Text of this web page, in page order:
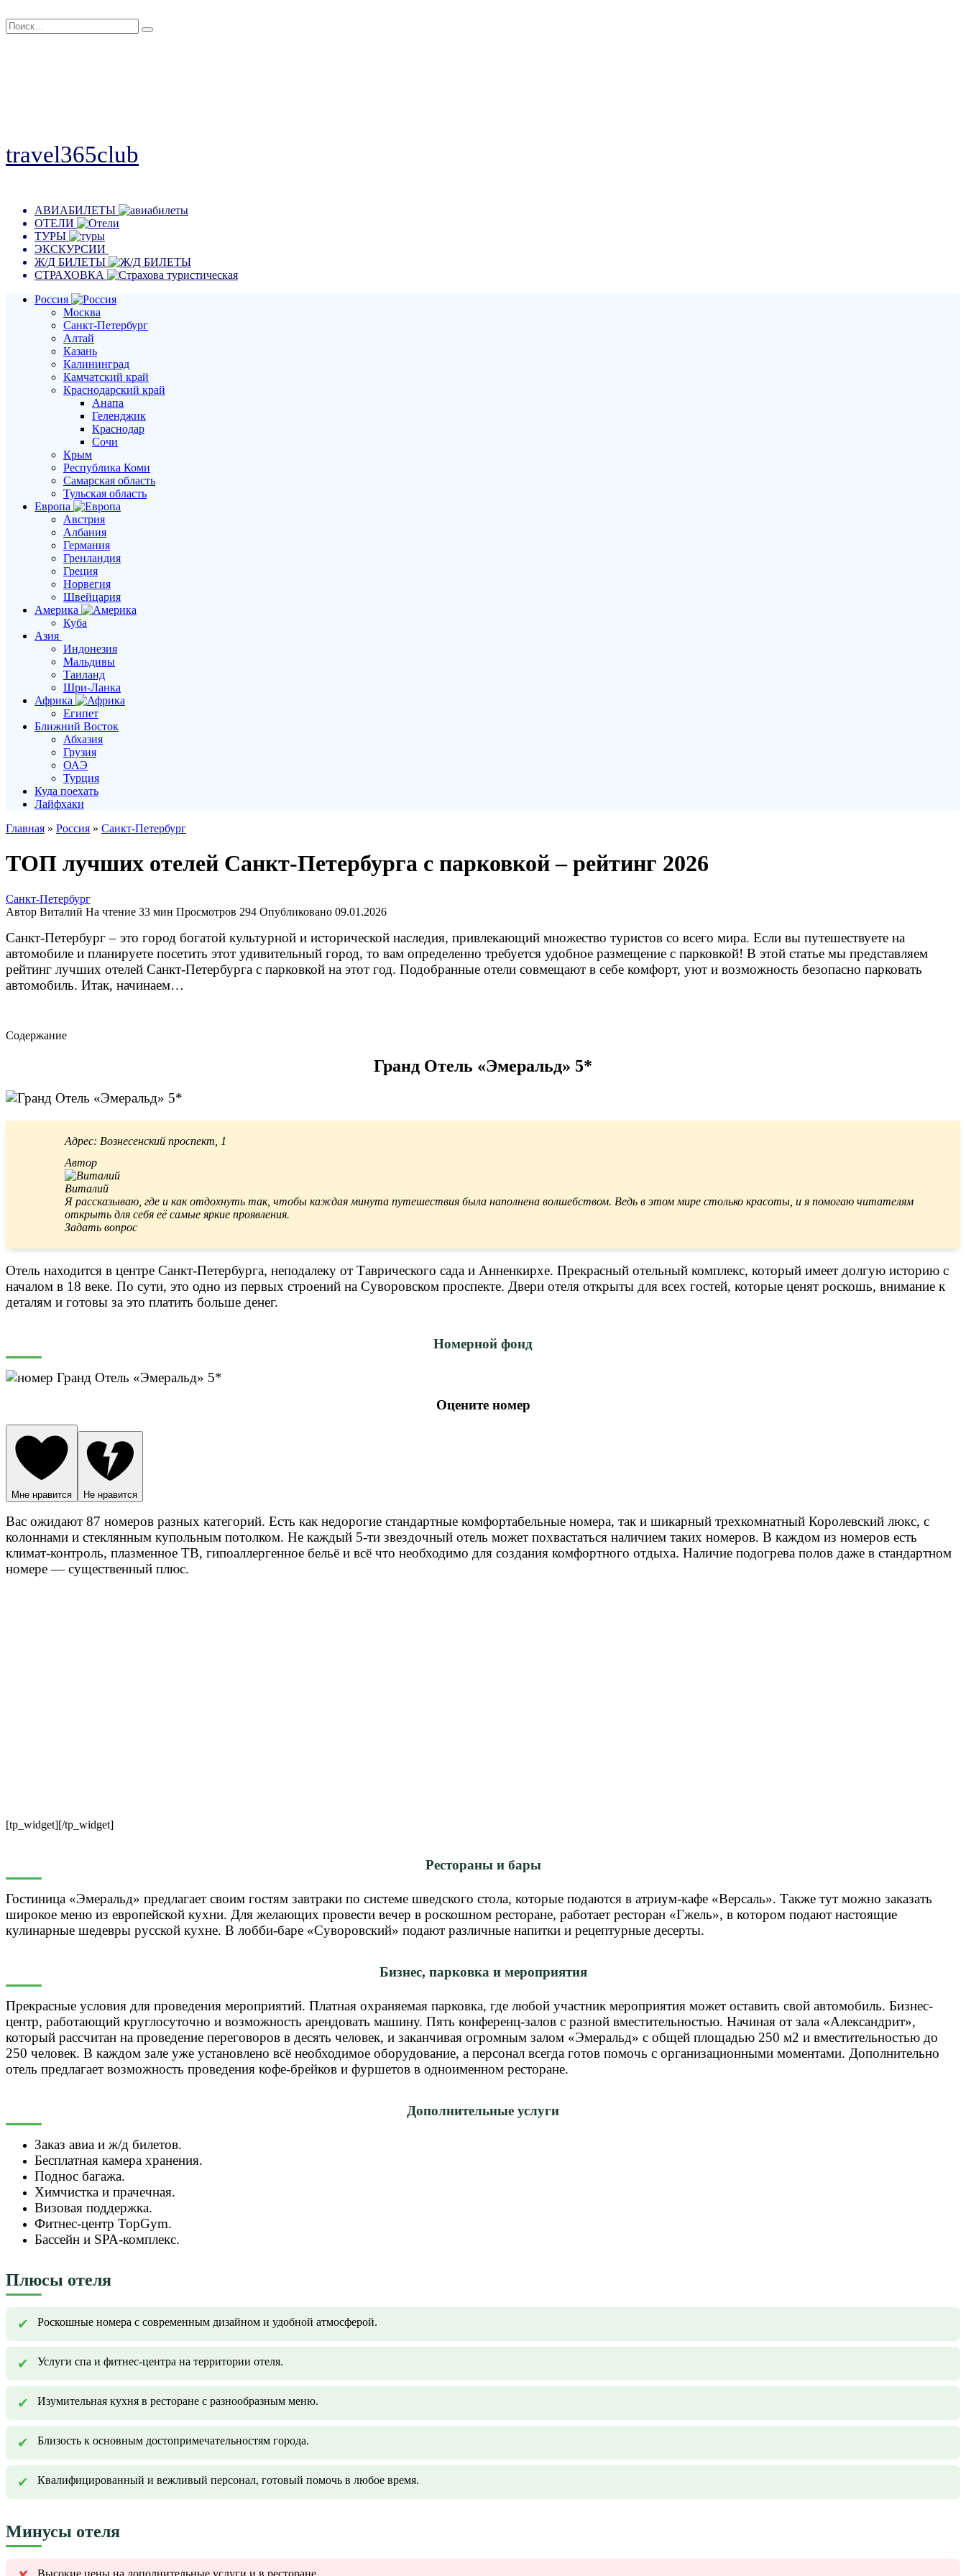
Перейти
к
Search
for:
travel365club
АВИАБИЛЕТЫ
ОТЕЛИ
ТУРЫ
ЭКСКУРСИИ
Ж/Д БИЛЕТЫ
СТРАХОВКА
Россия
Москва
Санкт-Петербург
Алтай
Казань
Калининград
Камчатский край
Краснодарский край
Анапа
Геленджик
Краснодар
Сочи
Крым
Республика Коми
Самарская область
Тульская область
Европа
Австрия
Албания
Германия
Гренландия
Греция
Норвегия
Швейцария
Америка
Куба
Азия
Индонезия
Мальдивы
Таиланд
Шри-Ланка
Африка
Египет
Ближний Восток
Абхазия
Грузия
ОАЭ
Турция
Куда поехать
Лайфхаки
Главная » Россия » Санкт-Петербург
ТОП лучших отелей Санкт-Петербурга с парковкой – рейтинг 2026
Санкт-Петербург
Автор Виталий На чтение 33 мин Просмотров 294 Опубликовано 09.01.2026
Санкт-Петербург – это город богатой культурной и исторической наследия, привлекающий множество туристов со всего мира. Если вы путешествуете на
автомобиле и планируете посетить этот удивительный город, то вам определенно требуется удобное размещение с парковкой! В этой статье мы представляем
рейтинг лучших отелей Санкт-Петербурга с парковкой на этот год. Подобранные отели совмещают в себе комфорт, уют и возможность безопасно парковать
автомобиль. Итак, начинаем…
Содержание
Гранд Отель «Эмеральд» 5*
Адрес: Вознесенский проспект, 1
Автор
Виталий
Я рассказываю, где и как отдохнуть так, чтобы каждая минута путешествия была наполнена волшебством. Ведь в этом мире столько красоты, и я помогаю читателям
открыть для себя её самые яркие проявления.
Задать вопрос
Отель находится в центре Санкт-Петербурга, неподалеку от Таврического сада и Анненкирхе. Прекрасный отельный комплекс, который имеет долгую историю с
началом в 18 веке. По сути, это одно из первых строений на Суворовском проспекте. Двери отеля открыты для всех гостей, которые ценят роскошь, внимание к
деталям и готовы за это платить больше денег.
Номерной фонд
Оцените номер
Мне нравится Не нравится
Вас ожидают 87 номеров разных категорий. Есть как недорогие стандартные комфортабельные номера, так и шикарный трехкомнатный Королевский люкс, с
колоннами и стеклянным купольным потолком. Не каждый 5-ти звездочный отель может похвастаться наличием таких номеров. В каждом из номеров есть
климат-контроль, плазменное ТВ, гипоаллергенное бельё и всё что необходимо для создания комфортного отдыха. Наличие подогрева полов даже в стандартном
номере — существенный плюс.
[tp_widget][/tp_widget]
Рестораны и бары
Гостиница «Эмеральд» предлагает своим гостям завтраки по системе шведского стола, которые подаются в атриум-кафе «Версаль». Также тут можно заказать
широкое меню из европейской кухни. Для желающих провести вечер в роскошном ресторане, работает ресторан «Гжель», в котором подают настоящие
кулинарные шедевры русской кухне. В лобби-баре «Суворовский» подают различные напитки и рецептурные десерты.
Бизнес, парковка и мероприятия
Прекрасные условия для проведения мероприятий. Платная охраняемая парковка, где любой участник мероприятия может оставить свой автомобиль. Бизнес-
центр, работающий круглосуточно и возможность арендовать машину. Пять конференц-залов с разной вместительностью. Начиная от зала «Александрит»,
который рассчитан на проведение переговоров в десять человек, и заканчивая огромным залом «Эмеральд» с общей площадью 250 м2 и вместительностью до
250 человек. В каждом зале уже установлено всё необходимое оборудование, а персонал всегда готов помочь с организационными моментами. Дополнительно
отель предлагает возможность проведения кофе-брейков и фуршетов в одноименном ресторане.
Дополнительные услуги
Заказ авиа и ж/д билетов.
Бесплатная камера хранения.
Поднос багажа.
Химчистка и прачечная.
Визовая поддержка.
Фитнес-центр TopGym.
Бассейн и SPA-комплекс.
Плюсы отеля
Роскошные номера с современным дизайном и удобной атмосферой.
Услуги спа и фитнес-центра на территории отеля.
Изумительная кухня в ресторане с разнообразным меню.
Близость к основным достопримечательностям города.
Квалифицированный и вежливый персонал, готовый помочь в любое время.
Минусы отеля
Высокие цены на дополнительные услуги и в ресторане.